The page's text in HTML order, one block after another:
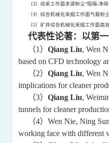
（3）综采工作面多源粉尘“阻隔-净
（4）综合机械化采掘工作面气载粉
（5）矿井综合机械化采掘工作面高
代表性论著：以第
（1 ） Qiang Liu, Wen
based on CFD technology
（2） Qiang Liu, Wen
implications for cleaner
（3） Qiang Liu,
tunnels for cleaner
（4） Wen Nie, Ning
working face with different